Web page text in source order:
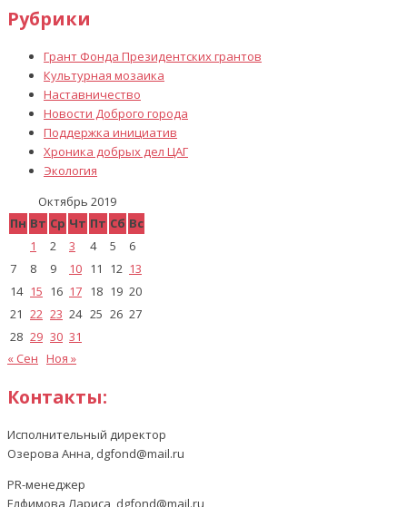
Рубрики
Грант Фонда Президентских грантов
Культурная мозаика
Наставничество
Новости Доброго города
Поддержка инициатив
Хроника добрых дел ЦАГ
Экология
Октябрь 2019
Пн Вт Ср Чт Пт Сб Вс
1
2 3 4 5
6
7
8 9 10 11 12 13
14 15 16 17 18 19 20
21 22 23 24 25 26 27
28 29 30 31
« Сен Ноя »
Контакты:
Исполнительный директор
Озерова Анна, dgfond@mail.ru
PR-менеджер
Елфимова Лариса, dgfond@mail.ru